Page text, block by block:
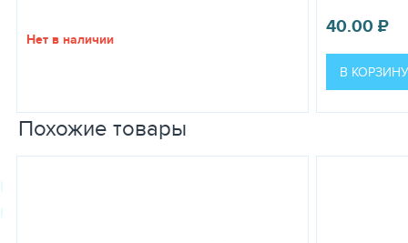
Нет в наличии
40.00₽
В КОРЗИНУ
Похожие товары